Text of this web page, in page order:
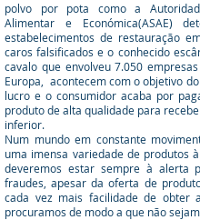
polvo por pota como a
Alimentar e Económica(ASAE)
estabelecimentos de restauração
caros falsificados e o conhecido
cavalo que envolveu 7.050
Europa, acontecem com o objetivo
lucro e o consumidor acaba por
produto de alta qualidade para
inferior.
Num mundo em constante
uma imensa variedade de produtos
deveremos estar sempre à alerta
fraudes, apesar da oferta de
cada vez mais facilidade de obter
procuramos de modo a que não